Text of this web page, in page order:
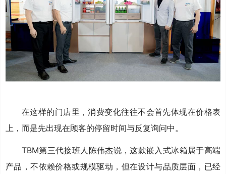
在这样的门店里，消费变化往往不会首先体现在价格表
上，而是先出现在顾客的停留时间与反复询问中。
TBM第三代接班人陈伟杰说，这款嵌入式冰箱属于高端
产品，不依赖价格或规模驱动，但在设计与品质层面，已经